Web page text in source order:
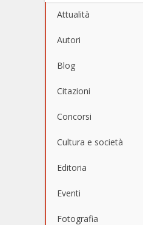
Attualità
Autori
Blog
Citazioni
Concorsi
Cultura e società
Editoria
Eventi
Fotografia